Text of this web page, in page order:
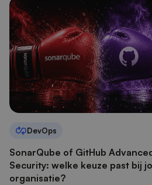
DevOps
SonarQube of GitHub
Security: welke keuze past bij
organisatie?